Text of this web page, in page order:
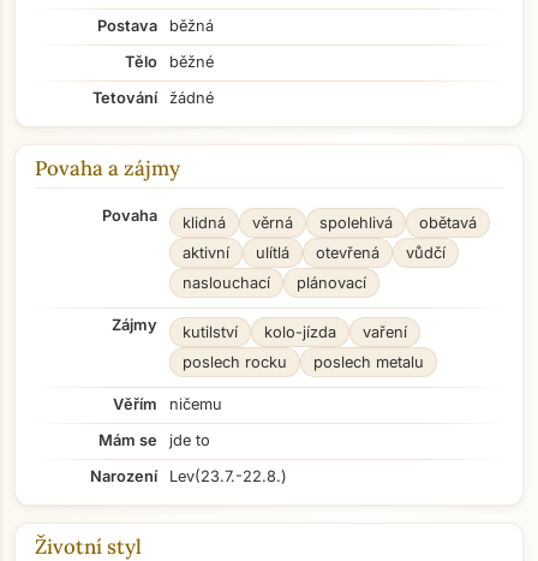
Postava
běžná
Tělo
běžné
Tetování
žádné
Povaha a zájmy
Povaha klidná věrná spolehlivá
obětavá
aktivní
ulítlá otevřená
vůdčí
naslouchací
plánovací
Zájmy kutilství kolo-jízda
vaření
poslech rocku
poslech metalu
Věřím
ničemu
Mám se
jde to
Narození
Lev(23.7.-22.8.)
Životní styl